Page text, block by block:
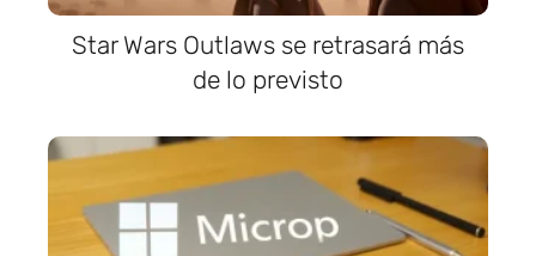
Star Wars Outlaws se retrasará más
de lo previsto